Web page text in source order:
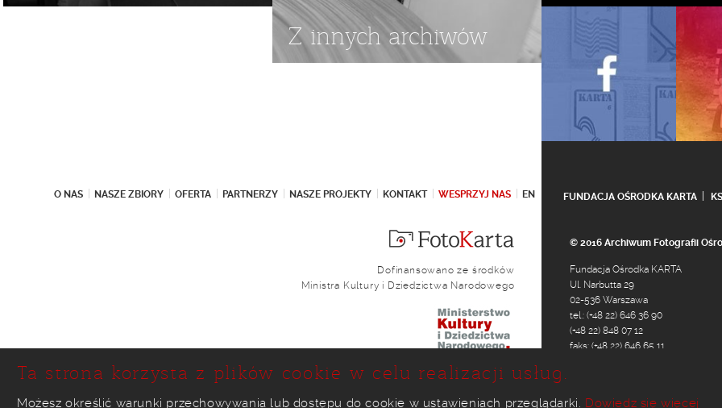
Z innych archiwów
O NAS NASZE ZBIORY OFERTA PARTNERZY NASZE PROJEKTY KONTAKT WESPRZYJ NAS EN FUNDACJA OŚRODKA KARTA
Dofinansowano ze środków
Ministra Kultury i Dziedzictwa Narodowego
© 2016 Archiwum Fotografii
Fundacja Ośrodka KARTA
Ul. Narbutta 29
02-536 Warszawa
tel.: (+48 22) 646 36 90
(+48 22) 848 07 12
faks: (+48 22) 646 65 11
Ta strona korzysta z plików cookie w celu realizacji usług.
Możesz określić warunki przechowywania lub dostępu do cookie w ustawieniach przeglądarki. Dowiedz się więcej